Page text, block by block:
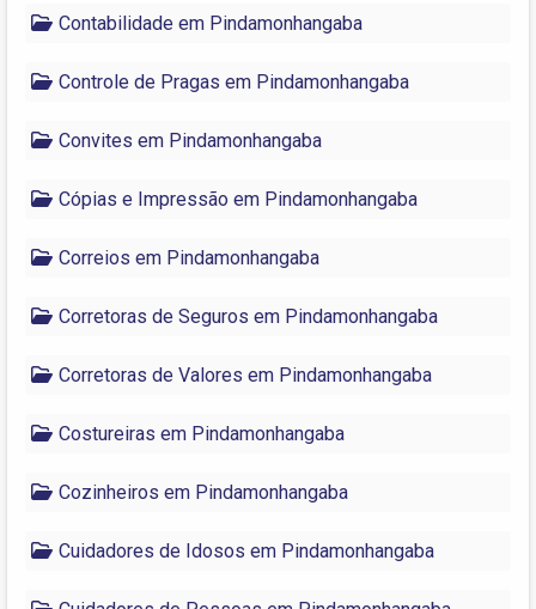
Contabilidade em Pindamonhangaba
Controle de Pragas em Pindamonhangaba
Convites em Pindamonhangaba
Cópias e Impressão em Pindamonhangaba
Correios em Pindamonhangaba
Corretoras de Seguros em Pindamonhangaba
Corretoras de Valores em Pindamonhangaba
Costureiras em Pindamonhangaba
Cozinheiros em Pindamonhangaba
Cuidadores de Idosos em Pindamonhangaba